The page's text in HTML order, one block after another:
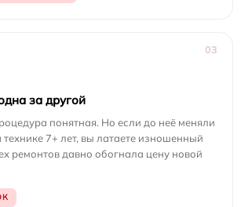
03
за другой
понятная. Но если до неё меняли
технике 7+ лет, вы латаете изношенный
ремонтов давно обогнала цену новой